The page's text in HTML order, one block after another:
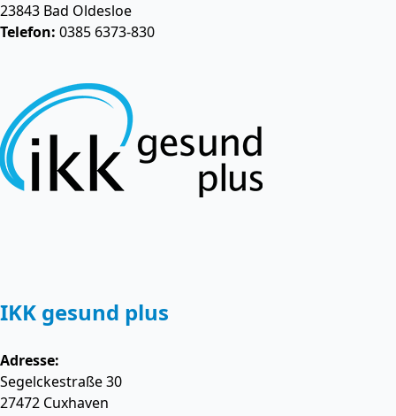
23843 Bad Oldesloe
Telefon: 0385 6373-830
IKK gesund plus
Adresse:
Segelckestraße 30
27472 Cuxhaven